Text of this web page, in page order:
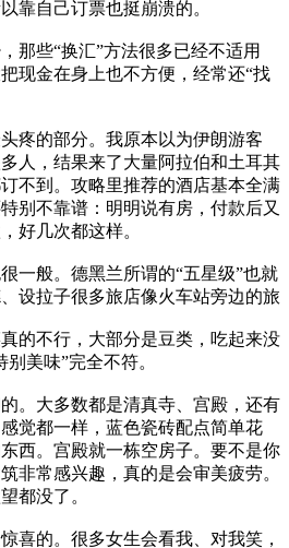
靠自己订票也挺崩溃的。
那些“换汇”方法很多已经不适用
现金在身上也不方便，经常还“找
疼的部分。我原本以为伊朗游客
人，结果来了大量阿拉伯和土耳其
不到。攻略里推荐的酒店基本全满
别不靠谱：明明说有房，付款后又
好几次都这样。
一般。德黑兰所谓的“五星级”也就
设拉子很多旅店像火车站旁边的旅
的不行，大部分是豆类，吃起来没
美味”完全不符。
。大多数都是清真寺、宫殿，还有
觉都一样，蓝色瓷砖配点简单花
西。宫殿就一栋空房子。要不是你
非常感兴趣，真的是会审美疲劳。
都没了。
喜的。很多女生会看我、对我笑，